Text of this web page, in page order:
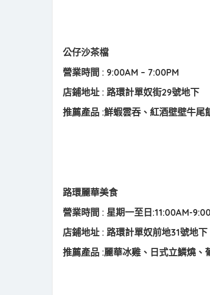
公仔沙茶檔
營業時間 : 9:00AM – 7:00PM
店鋪地址 : 路環計單奴街29號地下
推薦產品 :鮮蝦雲吞、紅酒壁壁牛尾
路環麗華美食
營業時間 : 星期一至日:11:00AM-
店鋪地址 : 路環計單奴前地31號地下
推薦產品 :麗華冰雞、日式立鱗燒、